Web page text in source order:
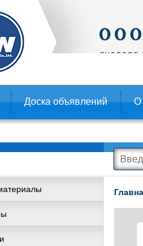
Доска объявлений О